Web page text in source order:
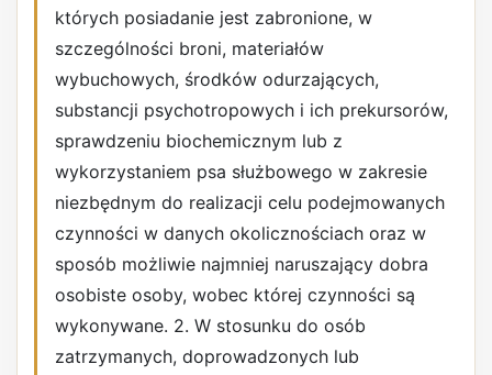
których posiadanie jest zabronione, w
szczególności broni, materiałów
wybuchowych, środków odurzających,
substancji psychotropowych i ich prekursorów,
sprawdzeniu biochemicznym lub z
wykorzystaniem psa służbowego w zakresie
niezbędnym do realizacji celu podejmowanych
czynności w danych okolicznościach oraz w
sposób możliwie najmniej naruszający dobra
osobiste osoby, wobec której czynności są
wykonywane. 2. W stosunku do osób
zatrzymanych, doprowadzonych lub